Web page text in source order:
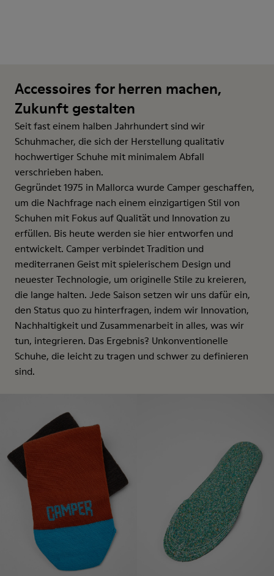
Accessoires for herren machen,
Zukunft gestalten
Seit fast einem halben Jahrhundert sind wir
Schuhmacher, die sich der Herstellung qualitativ
hochwertiger Schuhe mit minimalem Abfall
verschrieben haben.
Gegründet 1975 in Mallorca wurde Camper geschaffen,
um die Nachfrage nach einem einzigartigen Stil von
Schuhen mit Fokus auf Qualität und Innovation zu
erfüllen. Bis heute werden sie hier entworfen und
entwickelt. Camper verbindet Tradition und
mediterranen Geist mit spielerischem Design und
neuester Technologie, um originelle Stile zu kreieren,
die lange halten. Jede Saison setzen wir uns dafür ein,
den Status quo zu hinterfragen, indem wir Innovation,
Nachhaltigkeit und Zusammenarbeit in alles, was wir
tun, integrieren. Das Ergebnis? Unkonventionelle
Schuhe, die leicht zu tragen und schwer zu definieren
sind.